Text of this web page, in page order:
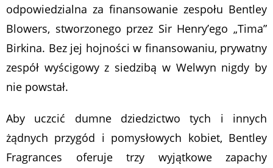
odpowiedzialna za finansowanie zespołu Bentley
Blowers, stworzonego przez Sir Henry’ego „Tima”
Birkina. Bez jej hojności w finansowaniu, prywatny
zespół wyścigowy z siedzibą w Welwyn nigdy by
nie powstał.
Aby uczcić dumne dziedzictwo tych i innych
żądnych przygód i pomysłowych kobiet, Bentley
Fragrances oferuje trzy wyjątkowe zapachy